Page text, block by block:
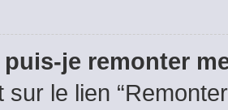
je remonter
sur le lien